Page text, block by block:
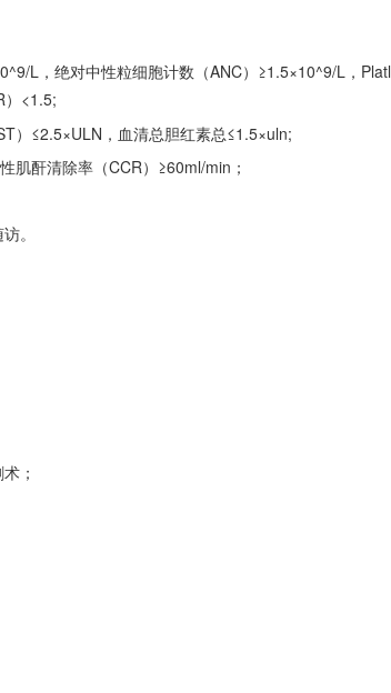
L，绝对中性粒细胞计数（ANC）≥1.5×10^9/L，Platl
<1.5;
）≤2.5×ULN，血清总胆红素总≤1.5×uln;
肌酐清除率（CCR）≥60ml/min；
。
；